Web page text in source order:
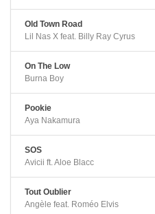
Old Town Road
Lil Nas X feat. Billy Ray Cyrus
On The Low
Burna Boy
Pookie
Aya Nakamura
SOS
Avicii ft. Aloe Blacc
Tout Oublier
Angèle feat. Roméo Elvis